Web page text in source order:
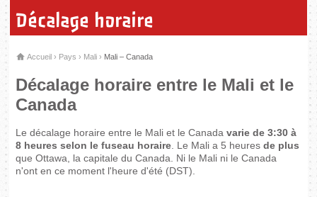
Décalage horaire
Accueil › Pays › Mali › Mali – Canada
Décalage horaire entre le Mali et le
Canada
Le décalage horaire entre le Mali et le Canadavarie de 3:30 à
8 heures selon le fuseau horaire . Le Mali a 5 heuresde plus
que Ottawa, la capitale du Canada. Ni le Mali ni le Canada
n'ont en ce moment l'heure d'été (DST).